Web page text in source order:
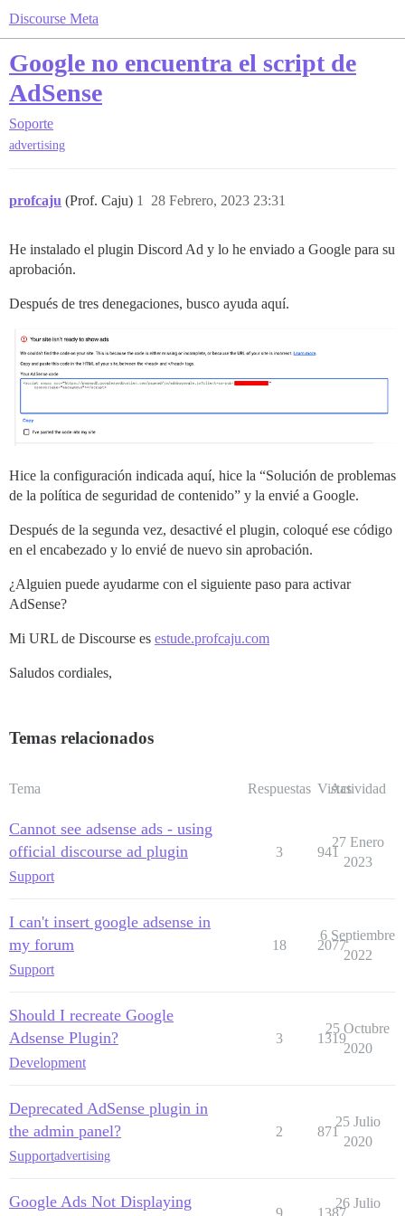
Discourse Meta
Google no encuentra el script de
AdSense
Soporte
advertising
profcaju (Prof. Caju) 28 Febrero, 2023 23:31
1
He instalado el plugin Discord Ad y lo he enviado a Google para su
aprobación.
Después de tres denegaciones, busco ayuda aquí.
Hice la configuración indicada aquí, hice la “Solución de problemas
de la política de seguridad de contenido” y la envié a Google.
Después de la segunda vez, desactivé el plugin, coloqué ese código
en el encabezado y lo envié de nuevo sin aprobación.
¿Alguien puede ayudarme con el siguiente paso para activar
AdSense?
Mi URL de Discourse es estude.profcaju.com
Saludos cordiales,
Temas relacionados
Tema Respuestas Vistas
Actividad
Cannot see adsense ads - using
official discourse ad plugin
Support
3 941
27 Enero
2023
I can't insert google adsense in
my forum
Support
18 2077
6 Septiembre
2022
Should I recreate Google
Adsense Plugin?
Development
3 1319
25 Octubre
2020
Deprecated AdSense plugin in
the admin panel?
Supportadvertising
2 871
25 Julio
2020
Google Ads Not Displaying
9 1387
26 Julio